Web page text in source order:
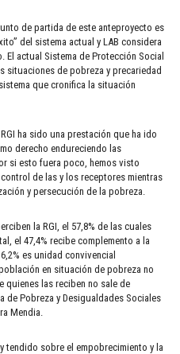
de partida de este anteproyecto es
del sistema actual y LAB considera
actual Sistema de Protección Social
situaciones de pobreza y precariedad
que cronifica la situación
ha sido una prestación que ha ido
derecho endureciendo las
si esto fuera poco, hemos visto
de las y los receptores mientras
y persecución de la pobreza.
la RGI, el 57,8% de las cuales
el 47,4% recibe complemento a la
es unidad convivencial
en situación de pobreza no
quienes las reciben no sale de
de Pobreza y Desigualdades Sociales
Mendia.
tendido sobre el empobrecimiento y la